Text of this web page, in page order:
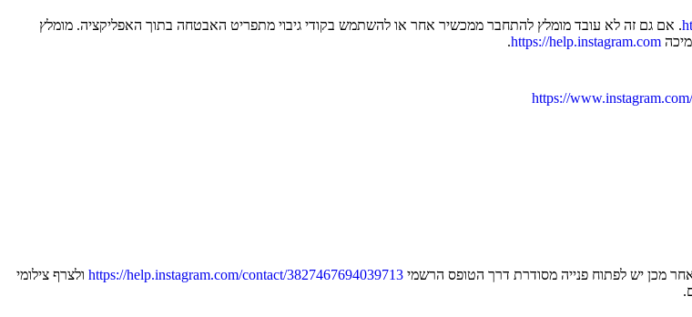
. אם גם זה לא עובד מומלץ להתחבר ממכשיר אחר או להשתמש בקודי גיבוי מתפריט האבטחה בתוך האפליקציה. מומלץ
https://help.instagram.com
.
https://
מכן יש לפתוח פנייה מסודרת דרך הטופס הרשמי https://help.instagram.com/contact/3827467694039713 ולצרף צילומי